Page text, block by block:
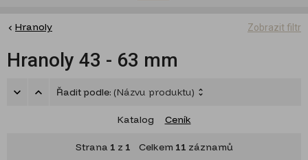
Zobrazit filtr
Hranoly
Hranoly 43 - 63 mm
Řadit podle: (Názvu produktu)
Katalog Ceník
Strana 1 z 1 Celkem 11 záznamů